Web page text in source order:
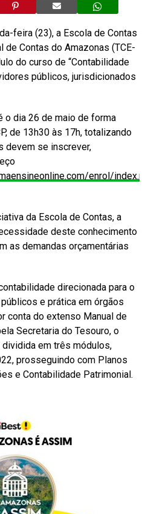
feira (23), a Escola de Contas
de Contas do Amazonas (TCE-
do curso de “Contabilidade
públicos, jurisdicionados
o dia 26 de maio de forma
de 13h30 às 17h, totalizando
devem se inscrever,
enrol/
da Escola de Contas, a
deste conhecimento
as demandas orçamentárias
direcionada para o
e prática em órgãos
conta do extenso Manual de
Secretaria do Tesouro, o
em três módulos,
prosseguindo com Planos
e Contabilidade Patrimonial.